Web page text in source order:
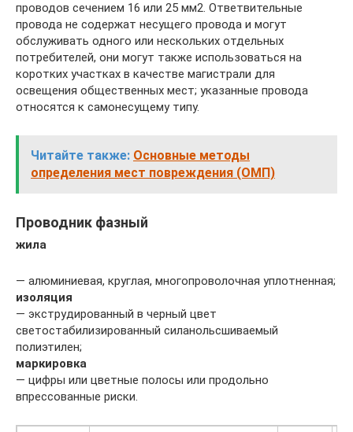
проводов сечением 16 или 25 мм2. Ответвительные
провода не содержат несущего провода и могут
обслуживать одного или нескольких отдельных
потребителей, они могут также использоваться на
коротких участках в качестве магистрали для
освещения общественных мест; указанные провода
относятся к самонесущему типу.
Читайте также: Основные методы
определения мест повреждения (ОМП)
Проводник фазный
жила
— алюминиевая, круглая, многопроволочная уплотненная;
изоляция
— экструдированный в черный цвет
светостабилизированный силанольсшиваемый
полиэтилен;
маркировка
— цифры или цветные полосы или продольно
впрессованные риски.